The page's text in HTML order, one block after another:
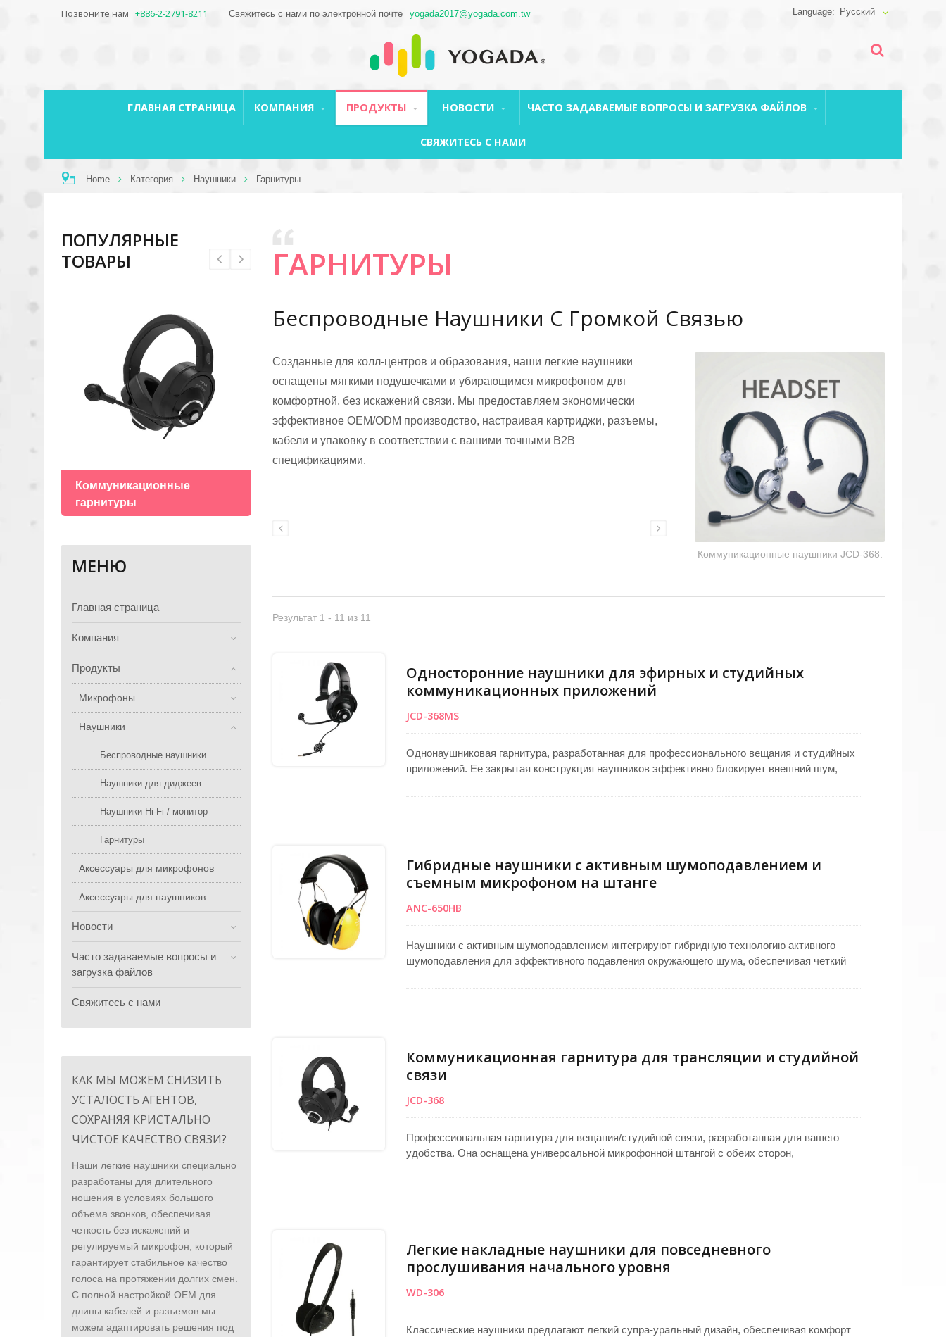
Позвоните нам +886-2-2791-8211 Свяжитесь с нами по электронной почте yogada2017@yogada.com.tw Русский
ГЛАВНАЯ СТРАНИЦА КОМПАНИЯ ПРОДУКТЫ НОВОСТИ ЧАСТО ЗАДАВАЕМЫЕ ВОПРОСЫ И ЗАГРУЗКА ФАЙЛОВ
СВЯЖИТЕСЬ С НАМИ
Home Категория Наушники Гарнитуры
ПОПУЛЯРНЫЕ
ТОВАРЫ
Коммуникационные
гарнитуры
Граничные микрофоны
Коммуникационные
гарнитуры
МЕНЮ
Главная страница
Компания
Продукты
Микрофоны
Наушники
Беспроводные наушники
Наушники для диджеев
Наушники Hi-Fi / монитор
Гарнитуры
Аксессуары для микрофонов
Аксессуары для наушников
Новости
Часто задаваемые вопросы и
загрузка файлов
Свяжитесь с нами
КАК МЫ МОЖЕМ СНИЗИТЬ
УСТАЛОСТЬ АГЕНТОВ,
СОХРАНЯЯ КРИСТАЛЬНО
ЧИСТОЕ КАЧЕСТВО СВЯЗИ?
Наши легкие наушники специально
разработаны для длительного
ношения в условиях большого
объема звонков, обеспечивая
четкость без искажений и
регулируемый микрофон, который
гарантирует стабильное качество
голоса на протяжении долгих смен.
С полной настройкой OEM для
длины кабелей и разъемов мы
можем адаптировать решения под
ГАРНИТУРЫ
Беспроводные Наушники С Громкой Связью
Коммуникационные наушники JCD-368.
Созданные для колл-центров и образования, наши легкие наушники
оснащены мягкими подушечками и убирающимся микрофоном для
комфортной, без искажений связи. Мы предоставляем экономически
эффективное OEM/ODM производство, настраивая картриджи, разъемы,
кабели и упаковку в соответствии с вашими точными B2B
спецификациями.
Результат 1 - 11 из 11
Односторонние наушники для эфирных и студийных
коммуникационных приложений
JCD-368MS
Однонаушниковая гарнитура, разработанная для профессионального вещания и студийных
приложений. Ее закрытая конструкция наушников эффективно блокирует внешний шум,
мм, она легко справляется с высокими уровнями звукового давления. Динамичный гибкий
Гибридные наушники с активным шумоподавлением и
съемным микрофоном на штанге
ANC-650HB
Наушники с активным шумоподавлением интегрируют гибридную технологию активного
шумоподавления для эффективного подавления окружающего шума, обеспечивая четкий
непрерывной работы. Мягкие амбушюры обеспечивают комфорт при длительном ношении,
Коммуникационная гарнитура для трансляции и студийной
связи
JCD-368
Профессиональная гарнитура для вещания/студийной связи, разработанная для вашего
удобства. Она оснащена универсальной микрофонной штангой с обеих сторон,
штанги. Закрытые амбушюры блокируют внешний шум, гибкая штанга для частых настроек
Легкие накладные наушники для повседневного
прослушивания начального уровня
WD-306
Классические наушники предлагают легкий супра-уральный дизайн, обеспечивая комфорт